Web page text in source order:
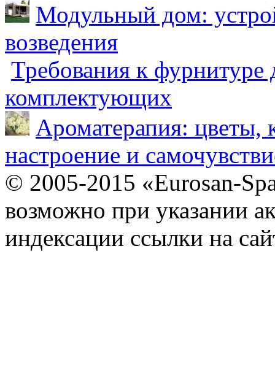
Модульный дом:
возведения
Требования к фурнитуре
комплектующих
Ароматерапия: цветы,
настроение и
© 2005-2015 «Eurosan-
возможно при указании
индексации ссылки на